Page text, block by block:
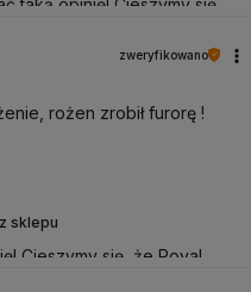
elementów, które szybko
grillowania.
przy grillu.
sklepu
Cieszymy się, że Royal
zweryfikowano
rożen zrobił furorę !